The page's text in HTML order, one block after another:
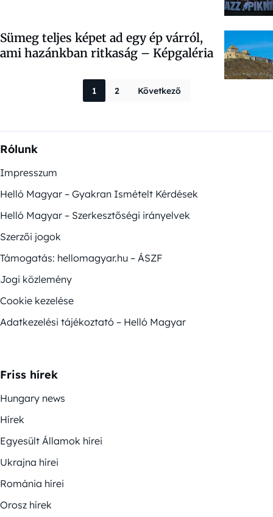
Sümeg teljes képet ad egy ép várról,
ami hazánkban ritkaság – Képgaléria
Bejegyzések
1 2 Következő
Rólunk
Impresszum
Helló Magyar – Gyakran Ismételt Kérdések
Helló Magyar – Szerkesztőségi irányelvek
Szerzői jogok
Támogatás: hellomagyar.hu – ÁSZF
Jogi közlemény
Cookie kezelése
Adatkezelési tájékoztató – Helló Magyar
Friss hírek
Hungary news
Hírek
Egyesült Államok hírei
Ukrajna hírei
Románia hírei
Orosz hírek